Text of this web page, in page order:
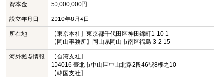
資本金 50,000,000円
設立年月日 2010年8月4日
所在地
【東京本社】東京都千代田区神田錦町1-10-1
【岡山事務所】岡山県岡山市南区福島 3-2-15
海外拠点情報
【台湾支社】
104016 臺北市中山區中山北路2段46號8樓之10
【韓国支社】